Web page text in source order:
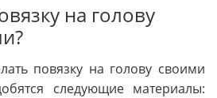
на голову
повязку на голову своими
следующие материалы: